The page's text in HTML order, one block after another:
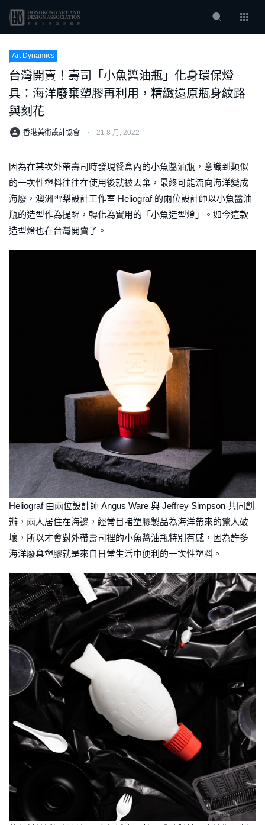
Art Dynamics
台灣開賣！壽司「小魚醬油瓶」化身環保燈
具：海洋廢棄塑膠再利用，精緻還原瓶身紋路
與刻花
香港美術設計協會 ⋅ 21 8 月, 2022
因為在某次外帶壽司時發現餐盒內的小魚醬油瓶，意識到類似
的一次性塑料往往在使用後就被丟棄，最終可能流向海洋變成
海廢，澳洲雪梨設計工作室 Heliograf 的兩位設計師以小魚醬油
瓶的造型作為提醒，轉化為實用的「小魚造型燈」。如今這款
造型燈也在台灣開賣了。
Heliograf 由兩位設計師 Angus Ware 與 Jeffrey Simpson 共同創
辦，兩人居住在海邊，經常目睹塑膠製品為海洋帶來的驚人破
壞，所以才會對外帶壽司裡的小魚醬油瓶特別有感，因為許多
海洋廢棄塑膠就是來自日常生活中便利的一次性塑料。